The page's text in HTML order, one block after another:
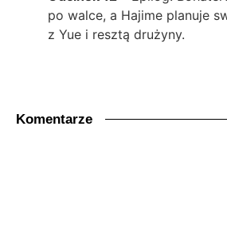
po walce, a Hajime planuje
z Yue i resztą drużyny.
Komentarze